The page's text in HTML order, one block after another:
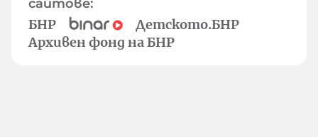
сайтове:
БНР
Детското.БНР
Архивен фонд на БНР